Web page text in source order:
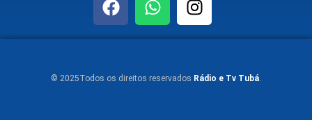
© 2025Todos os direitos reservados Rádio e Tv Tubá.